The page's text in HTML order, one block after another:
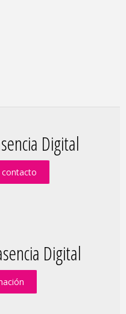
Digital
Digital